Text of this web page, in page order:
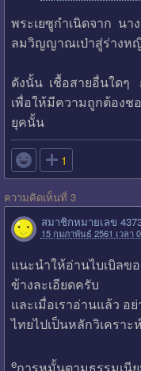
พระเยซูกำเนิดจาก นา
ลมวิญญาณเป่าสู่ร่างห
ดังนั้น เชื้อสายอื่นใดๆ
เพื่อให้มีความถูกต้องช
ยุคนั้น
 1
ความคิดเห็นที่ 3
สมาชิกหมายเลข
15 กุมภาพันธ์ 2561 เวลา
แนะนำให้อ่านไบเบิล
ข้างละเอียดครับ
และเมื่อเราอ่านแล้ว อ
ไทยไปเป็นหลักวิเคราะ
e